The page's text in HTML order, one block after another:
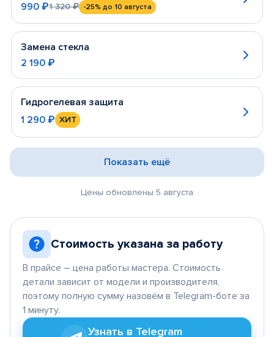
990 ₽1 320 ₽ -25% до 10 августа
Замена стекла
2 190 ₽
Гидрогелевая защита
1 290 ₽ ХИТ
Цены обновлены 5 августа
Показать ещё
Стоимость указана за работу
В прайсе – цена работы мастера. Стоимость
детали зависит от модели и производителя,
поэтому полную сумму назовём в Telegram-боте за
1 минуту.
Узнать в Telegram